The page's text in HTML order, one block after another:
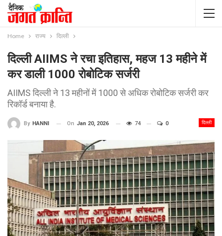
Home राज्य दिल्ली
दिल्ली AIIMS ने रचा इतिहास, महज 13 महीने में
कर डाली 1000 रोबोटिक सर्जरी
AIIMS दिल्ली ने 13 महीनों में 1000 से अधिक रोबोटिक सर्जरी कर
रिकॉर्ड बनाया है.
दिल्ली
By HANNI On Jan 20, 2026 74 0